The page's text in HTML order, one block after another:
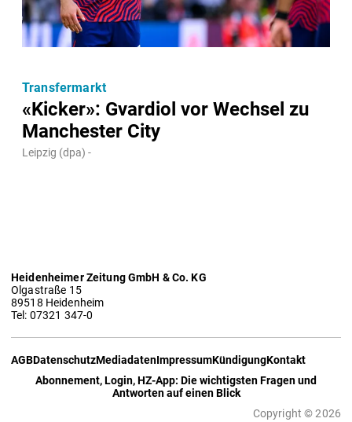
«Kicker»: Gvardiol vor Wechsel zu
Manchester City
Transfermarkt
Leipzig (dpa) -
Heidenheimer Zeitung GmbH & Co. KG
Olgastraße 15
89518 Heidenheim
Tel: 07321 347-0
AGBDatenschutzMediadatenImpressumKündigungKontakt
Abonnement, Login, HZ-App: Die wichtigsten Fragen und
Antworten auf einen Blick
Copyright © 2026